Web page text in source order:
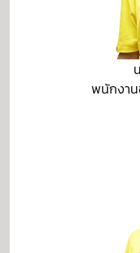
พนักงาน